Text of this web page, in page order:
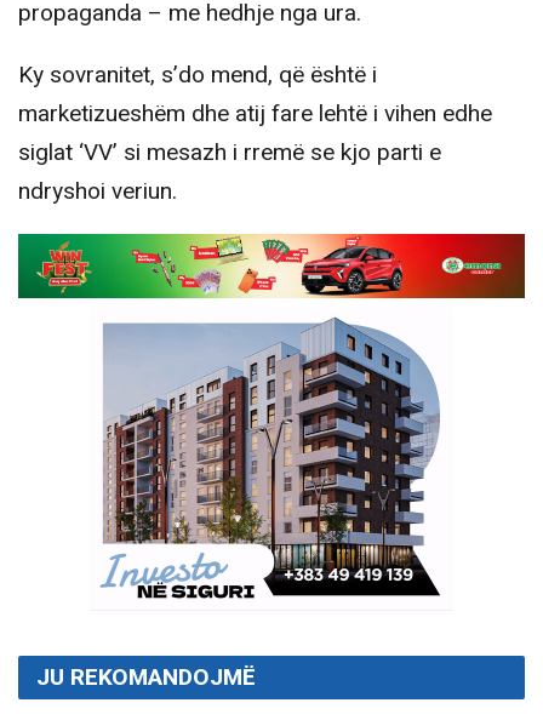
propaganda – me hedhje nga ura.
Ky sovranitet, s’do mend, që është i
marketizueshëm dhe atij fare lehtë i vihen edhe
siglat ‘VV’ si mesazh i rremë se kjo parti e
ndryshoi veriun.
JU REKOMANDOJMË